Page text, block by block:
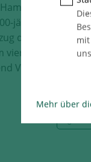
jährige
des Vermieters
vierten Quartal
Village GbR.
Mehr über